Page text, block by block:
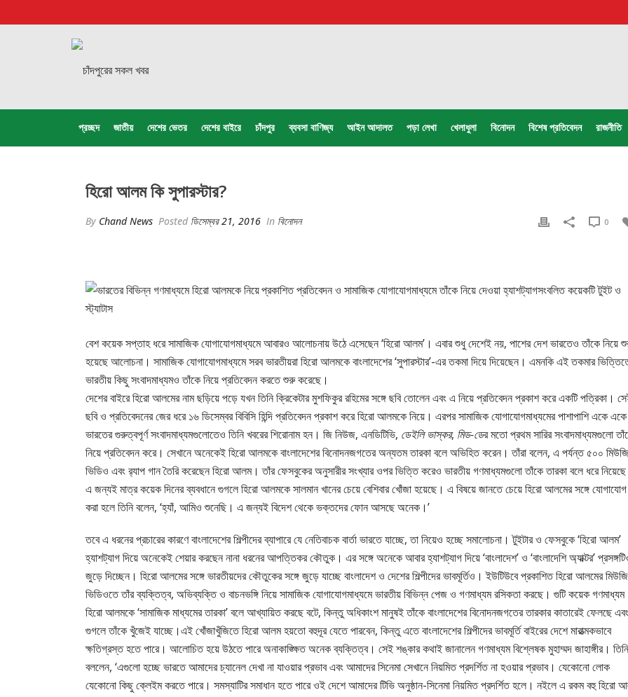
প্রচ্ছদ জাতীয় দেশের ভেতর দেশের বাইরে চাঁদপুর ব্যবসা বাণিজ্য আইন আদালত পড়া লেখা খেলাধুলা বিনোদন বিশেষ প্রতিবেদন রাজনীতি
হিরো আলম কি সুপারস্টার?
By Chand News Posted ডিসেম্বর 21, 2016 In বিনোদন 0
বেশ কয়েক সপ্তাহ ধরে সামাজিক যোগাযোগমাধ্যমে আবারও আলোচনায় উঠে এসেছেন ‘হিরো আলম’। এবার শুধু দেশেই নয়, পাশের দেশ ভারতেও তাঁকে নিয়ে
হয়েছে আলোচনা। সামাজিক যোগাযোগমাধ্যমে সরব ভারতীয়রা হিরো আলমকে বাংলাদেশের ‘সুপারস্টার’-এর তকমা দিয়ে দিয়েছেন। এমনকি এই তকমার
ভারতীয় কিছু সংবাদমাধ্যমও তাঁকে নিয়ে প্রতিবেদন করতে শুরু করেছে।
দেশের বাইরে হিরো আলমের নাম ছড়িয়ে পড়ে যখন তিনি ক্রিকেটার মুশফিকুর রহিমের সঙ্গে ছবি তোলেন এবং এ নিয়ে প্রতিবেদন প্রকাশ করে একটি পত্রিকা।
ছবি ও প্রতিবেদনের জের ধরে ১৬ ডিসেম্বর বিবিসি হিন্দি প্রতিবেদন প্রকাশ করে হিরো আলমকে নিয়ে। এরপর সামাজিক যোগাযোগমাধ্যমের পাশাপাশি একে একে
ভারতের গুরুত্বপূর্ণ সংবাদমাধ্যমগুলোতেও তিনি খবরের শিরোনাম হন। জি নিউজ, এনডিটিভি, ডেইলি ভাস্কর, মিড-ডের মতো প্রথম সারির সংবাদমাধ্যমগুলো
নিয়ে প্রতিবেদন করে। সেখানে অনেকেই হিরো আলমকে বাংলাদেশের বিনোদনজগতের অন্যতম তারকা বলে অভিহিত করেন। তাঁরা বলেন, এ পর্যন্ত ৫০০
ভিডিও এবং র‍্যাপ গান তৈরি করেছেন হিরো আলম। তাঁর ফেসবুকের অনুসারীর সংখ্যার ওপর ভিত্তি করেও ভারতীয় গণমাধ্যমগুলো তাঁকে তারকা বলে ধরে
এ জন্যই মাত্র কয়েক দিনের ব্যবধানে গুগলে হিরো আলমকে সালমান খানের চেয়ে বেশিবার খোঁজা হয়েছে। এ বিষয়ে জানতে চেয়ে হিরো আলমের সঙ্গে যোগাযোগ
করা হলে তিনি বলেন, ‘হ্যাঁ, আমিও শুনেছি। এ জন্যই বিদেশ থেকে ভক্তদের ফোন আসছে অনেক।’
তবে এ ধরনের প্রচারের কারণে বাংলাদেশের শিল্পীদের ব্যাপারে যে নেতিবাচক বার্তা ভারতে যাচ্ছে, তা নিয়েও হচ্ছে সমালোচনা। টুইটার ও ফেসবুকে ‘হিরো আলম’
হ্যাশট্যাগ দিয়ে অনেকেই শেয়ার করছেন নানা ধরনের আপত্তিকর কৌতুক। এর সঙ্গে অনেকে আবার হ্যাশট্যাগ দিয়ে ‘বাংলাদেশ’ ও ‘বাংলাদেশি অ্যাক্টর’
জুড়ে দিচ্ছেন। হিরো আলমের সঙ্গে ভারতীয়দের কৌতুকের সঙ্গে জুড়ে যাচ্ছে বাংলাদেশ ও দেশের শিল্পীদের ভাবমূর্তিও। ইউটিউবে প্রকাশিত হিরো আলমের
ভিডিওতে তাঁর ব্যক্তিত্ব, অভিব্যক্তি ও বাচনভঙ্গি নিয়ে সামাজিক যোগাযোগমাধ্যমে ভারতীয় বিভিন্ন পেজ ও গণমাধ্যম রসিকতা করছে। গুটি কয়েক গণমাধ্যম
হিরো আলমকে ‘সামাজিক মাধ্যমের তারকা’ বলে আখ্যায়িত করছে বটে, কিন্তু অধিকাংশ মানুষই তাঁকে বাংলাদেশের বিনোদনজগতের তারকার কাতারেই ফেলছে এবং
গুগলে তাঁকে খুঁজেই যাচ্ছে।এই খোঁজাখুঁজিতে হিরো আলম হয়তো বহুদূর যেতে পারবেন, কিন্তু এতে বাংলাদেশের শিল্পীদের ভাবমূর্তি বাইরের দেশে মারাত্মকভাবে
ক্ষতিগ্রস্ত হতে পারে। আলোচিত হয়ে উঠতে পারে অনাকাঙ্ক্ষিত অনেক ব্যক্তিত্ব। সেই শঙ্কার কথাই জানালেন গণমাধ্যম বিশ্লেষক মুহাম্মদ জাহাঙ্গীর। তিনি
বললেন, ‘এগুলো হচ্ছে ভারতে আমাদের চ্যানেল দেখা না যাওয়ার প্রভাব এবং আমাদের সিনেমা সেখানে নিয়মিত প্রদর্শিত না হওয়ার প্রভাব। যেকোনো লোক
যেকোনো কিছু ক্লেইম করতে পারে। সমস্যাটির সমাধান হতে পারে ওই দেশে আমাদের টিভি অনুষ্ঠান-সিনেমা নিয়মিত প্রদর্শিত হলে। নইলে এ রকম বহু হিরো